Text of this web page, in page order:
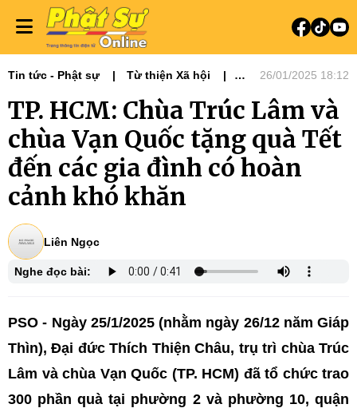
Tin tức - Phật sự
Từ thiện Xã hội
26/01/2025 18:12
TP. HCM: Chùa Trúc Lâm và
chùa Vạn Quốc tặng quà Tết
đến các gia đình có hoàn
cảnh khó khăn
Liên Ngọc
Nghe đọc bài:
PSO - Ngày 25/1/2025 (nhằm ngày 26/12 năm Giáp
Thìn), Đại đức Thích Thiện Châu, trụ trì chùa Trúc
Lâm và chùa Vạn Quốc (TP. HCM) đã tổ chức trao
300 phần quà tại phường 2 và phường 10, quận